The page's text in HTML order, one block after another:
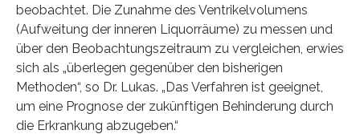
beobachtet. Die Zunahme des Ventrikelvolumens
(Aufweitung der inneren Liquorräume) zu messen und
über den Beobachtungszeitraum zu vergleichen, erwies
sich als „überlegen gegenüber den bisherigen
Methoden“, so Dr. Lukas. „Das Verfahren ist geeignet,
um eine Prognose der zukünftigen Behinderung durch
die Erkrankung abzugeben.“